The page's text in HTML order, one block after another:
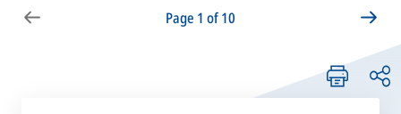
Page 1 of 10